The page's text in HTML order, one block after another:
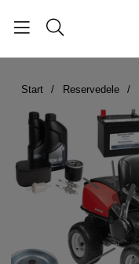
Start Reservedele